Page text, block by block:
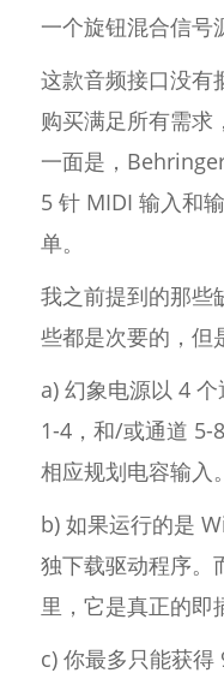
一个旋钮混合信号
这款音频接口没有
购买满足所有需求
一面是，
5 针 MIDI 输入和
单。
我之前提到的那些
些都是次要的，但
a) 幻象电源以 4
1-4，和/或通道 5-
相应规划电容输入。
b) 如果运行的是
独下载驱动程序。
里，它是真正的即
c) 你最多只能获